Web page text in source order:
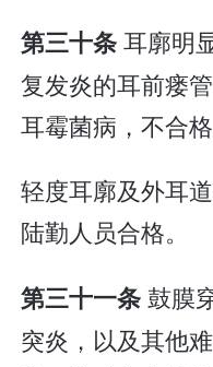
第三十条耳廓明
复发炎的耳前瘘
耳霉菌病，不合格
轻度耳廓及外耳
陆勤人员合格。
第三十一条鼓膜
突炎，以及其他